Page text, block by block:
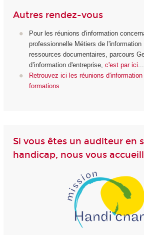
Autres rendez-vous
Pour les réunions d'information
professionnelle Métiers de
ressources documentaires, parcours
d’information d'entreprise, c'est par ici...
Retrouvez ici les réunions
formations
Si vous êtes un auditeur en
handicap, nous vous